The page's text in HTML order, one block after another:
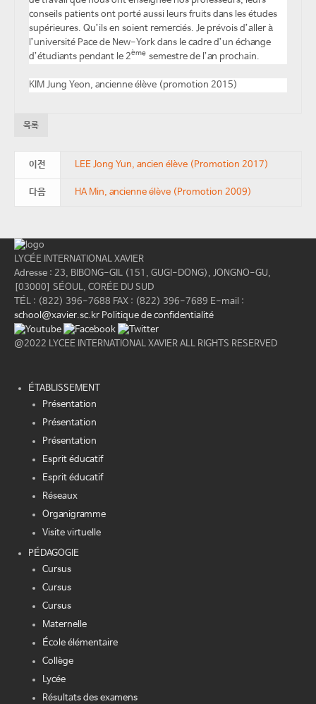
conseils patients ont porté aussi leurs fruits dans les études
supérieures. Qu’ils en soient remerciés. Je prévois d’aller à
l’université Pace de New-York dans le cadre d’un échange
d’étudiants pendant le 2ème semestre de l’an prochain.
KIM Jung Yeon, ancienne élève (promotion 2015)
목록
이전 LEE Jong Yun, ancien élève (Promotion 2017)
다음 HA Min, ancienne élève (Promotion 2009)
LYCÉE INTERNATIONAL XAVIER
Adresse : 23, BIBONG-GIL (151, GUGI-DONG), JONGNO-GU,
[03000] SÉOUL, CORÉE DU SUD
TÉL : (822) 396-7688 FAX : (822) 396-7689 E-mail :
school@xavier.sc.kr Politique de confidentialité
@2022 LYCEE INTERNATIONAL XAVIER ALL RIGHTS RESERVED
ÉTABLISSEMENT
Présentation
Présentation
Présentation
Esprit éducatif
Esprit éducatif
Réseaux
Organigramme
Visite virtuelle
PÉDAGOGIE
Cursus
Cursus
Cursus
Maternelle
École élémentaire
Collège
Lycée
Résultats des examens